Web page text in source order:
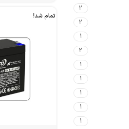
2
2
1
2
1
1
1
1
1
تمام شد!